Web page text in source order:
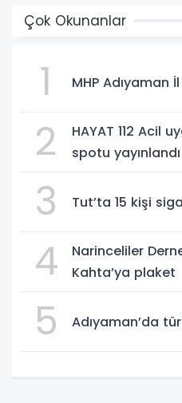
Çok Okunanlar
1 MHP Adıyaman
2
HAYAT 112 Acil
spotu yayınlandı
3 Tut’ta 15 kişi
4
Narinceliler
Kahta’ya plaket
5 Adıyaman’da